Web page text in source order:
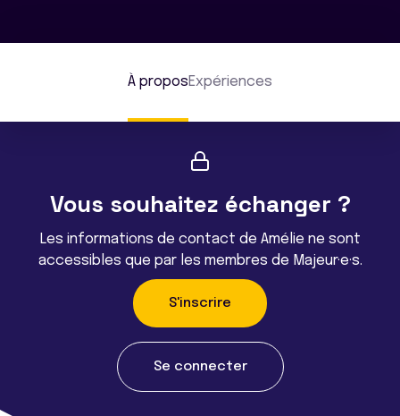
À proposExpériences
Vous souhaitez échanger ?
Les informations de contact de Amélie ne sont
accessibles que par les membres de Majeur·e·s.
S'inscrire
Se connecter